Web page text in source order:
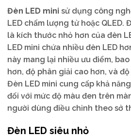
Đèn LED mini sử dụng công
LED chấm lượng tử hoặc QLED.
là kích thước nhỏ hơn của đèn
LED mini chứa nhiều đèn LED
này mang lại nhiều ưu điểm,
hơn, độ phân giải cao hơn, và
Đèn LED mini cung cấp khả
đối với mức độ màu đen trên
người dùng điều chỉnh theo sở
Đèn LED siêu nhỏ